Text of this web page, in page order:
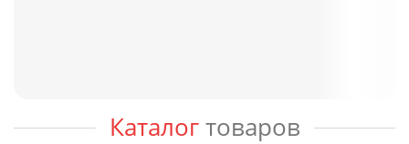
Каталогтоваров